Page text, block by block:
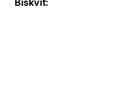
Biskvit: